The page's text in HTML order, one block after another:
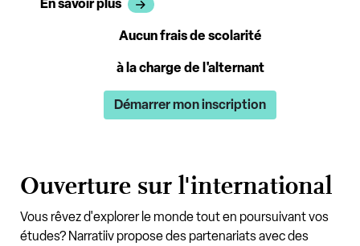
En savoir plus
Aucun frais de scolarité
à la charge de l'alternant
Démarrer mon inscription
Ouverture sur l'international
Vous rêvez d'explorer le monde tout en poursuivant vos
études? Narratiiv propose des partenariats avec des